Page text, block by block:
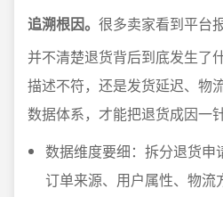
追溯根因。 很多卖家看到平台
并不清楚退货背后到底发生了
描述不符，还是发货延迟、物
数据体系，才能把退货成因一
数据维度要细：拆分退货申
订单来源、用户属性、物流